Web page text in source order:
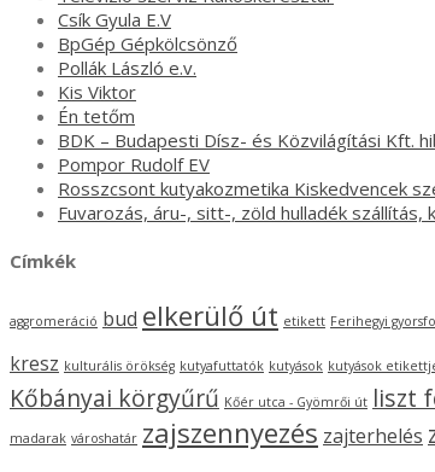
Csík Gyula E.V
BpGép Gépkölcsönző
Pollák László e.v.
Kis Viktor
Én tetőm
BDK – Budapesti Dísz- és Közvilágítási Kft.
Pompor Rudolf EV
Rosszcsont kutyakozmetika Kiskedvencek
Fuvarozás, áru-, sitt-, zöld hulladék
Címkék
aggromeráció bud elkerülő út etikett Ferihegyi
kresz kulturális örökség kutyafuttatók kutyások kutyások
Kőbányai körgyűrű Kőér utca - Gyömrői út liszt
madarak városhatár zajszennyezés zajterhelés